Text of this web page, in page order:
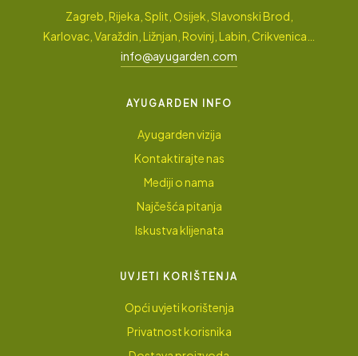
Zagreb, Rijeka, Split, Osijek, Slavonski Brod,
Karlovac, Varaždin, Ližnjan, Rovinj, Labin, Crikvenica…
info@ayugarden.com
AYUGARDEN INFO
Ayugarden vizija
Kontaktirajte nas
Mediji o nama
Najčešća pitanja
Iskustva klijenata
UVJETI KORIŠTENJA
Opći uvjeti korištenja
Privatnost korisnika